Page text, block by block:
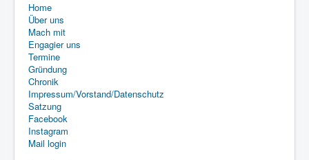
Home
Über uns
Mach mit
Engagier uns
Termine
Gründung
Chronik
Impressum/Vorstand/Datenschutz
Satzung
Facebook
Instagram
Mail login